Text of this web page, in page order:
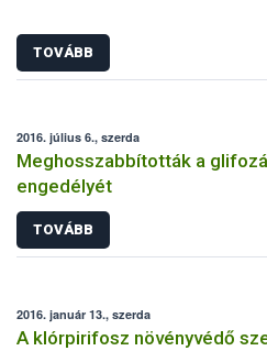
TOVÁBB
2016. július 6., szerda
Meghosszabbították a
engedélyét
TOVÁBB
2016. január 13., szerda
A klórpirifosz növényvédő